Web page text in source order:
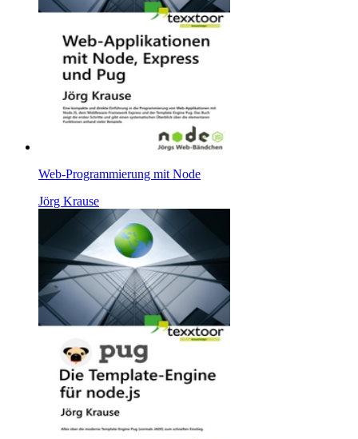
Web-Programmierung mit Node
Jörg Krause